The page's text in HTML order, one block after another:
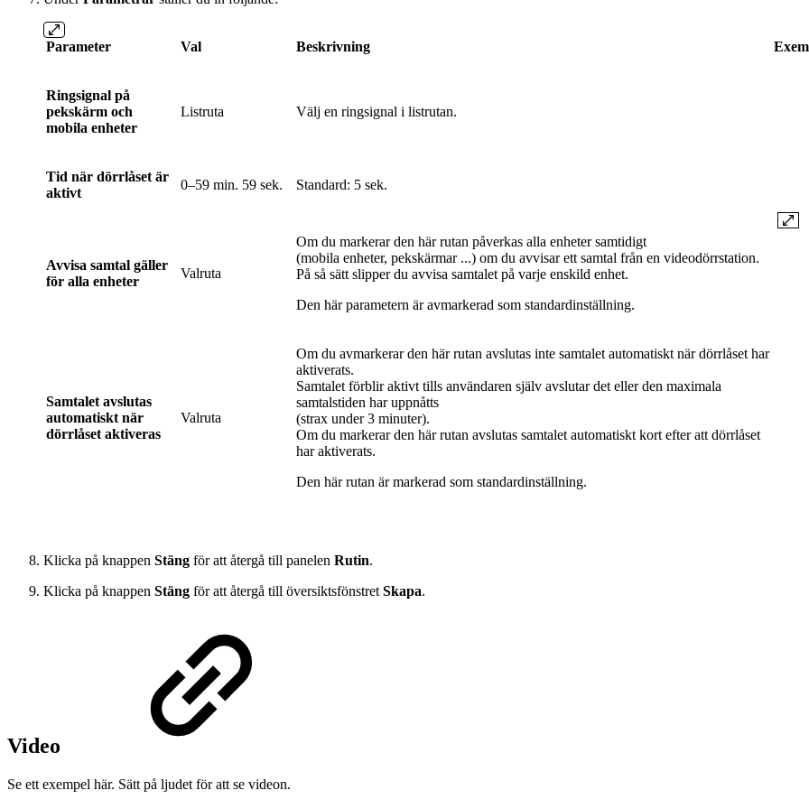
Parameter Val Beskrivning
Ringsignal på
pekskärm och
mobila enheter
Listruta Välj en ringsignal i listrutan.
Tid när dörrlåset är
aktivt
0–59 min. 59 sek. Standard: 5 sek.
Avvisa samtal gäller
för alla enheter
Valruta
Om du markerar den här rutan påverkas alla enheter samtidigt
(mobila enheter, pekskärmar ...) om du avvisar ett samtal från en videodörrstation.
På så sätt slipper du avvisa samtalet på varje enskild enhet.
Den här parametern är avmarkerad som standardinställning.
Samtalet avslutas
automatiskt när
dörrlåset aktiveras
Valruta
Om du avmarkerar den här rutan avslutas inte samtalet automatiskt när dörrlåset har
aktiverats.
Samtalet förblir aktivt tills användaren själv avslutar det eller den maximala
samtalstiden har uppnåtts
(strax under 3 minuter).
Om du markerar den här rutan avslutas samtalet automatiskt kort efter att dörrlåset
har aktiverats.
Den här rutan är markerad som standardinställning.
Klicka på knappen Stäng för att återgå till panelen Rutin.
Klicka på knappen Stäng för att återgå till översiktsfönstret Skapa.
Video
Se ett exempel här. Sätt på ljudet för att se videon.